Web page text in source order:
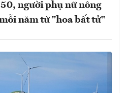
người phụ nữ nông
năm từ "hoa bất tử"